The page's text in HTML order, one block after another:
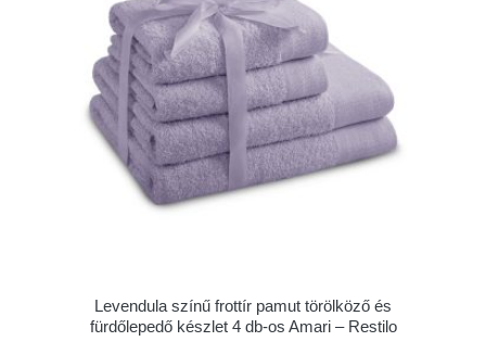
Levendula színű frottír pamut törölköző és
fürdőlepedő készlet 4 db-os Amari – Restilo